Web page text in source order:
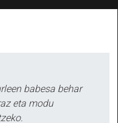
babesa behar
eta modu